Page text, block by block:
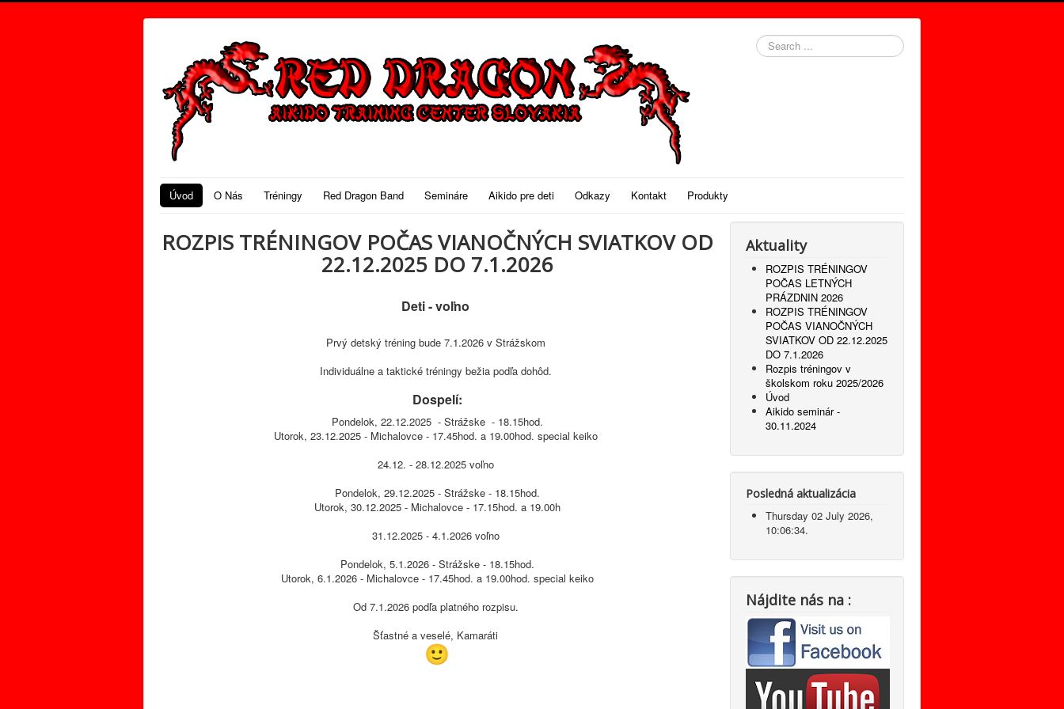
Search
...
Úvod O Nás Tréningy Red Dragon Band Semináre Aikido pre deti Odkazy Kontakt Produkty
ROZPIS TRÉNINGOV POČAS VIANOČNÝCH SVIATKOV OD
22.12.2025 DO 7.1.2026
Deti - voľno
Prvý detský tréning bude 7.1.2026 v Strážskom
Individuálne a taktické tréningy bežia podľa dohôd.
Dospelí:
Pondelok, 22.12.2025 - Strážske - 18.15hod.
Utorok, 23.12.2025 - Michalovce - 17.45hod. a 19.00hod. special keiko
24.12. - 28.12.2025 voľno
Pondelok, 29.12.2025 - Strážske - 18.15hod.
Utorok, 30.12.2025 - Michalovce - 17.15hod. a 19.00h
31.12.2025 - 4.1.2026 voľno
Pondelok, 5.1.2026 - Strážske - 18.15hod.
Utorok, 6.1.2026 - Michalovce - 17.45hod. a 19.00hod. special keiko
Od 7.1.2026 podľa platného rozpisu.
Šťastné a veselé, Kamaráti
Aktuality
ROZPIS TRÉNINGOV
POČAS LETNÝCH
PRÁZDNIN 2026
ROZPIS TRÉNINGOV
POČAS VIANOČNÝCH
SVIATKOV OD 22.12.2025
DO 7.1.2026
Rozpis tréningov v
školskom roku 2025/2026
Úvod
Aikido seminár -
30.11.2024
Posledná aktualizácia
Thursday 02 July 2026,
10:06:34.
Nájdite nás na :